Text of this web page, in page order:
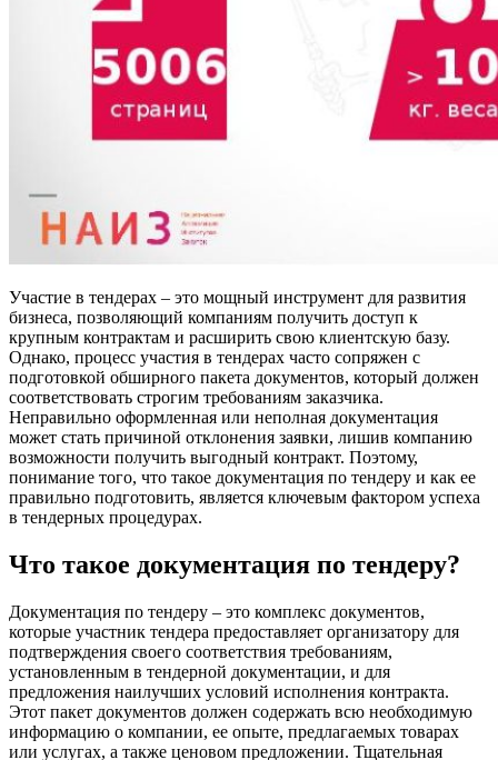
Участие в тендерах – это мощный инструмент для развития
бизнеса, позволяющий компаниям получить доступ к
крупным контрактам и расширить свою клиентскую базу.
Однако, процесс участия в тендерах часто сопряжен с
подготовкой обширного пакета документов, который должен
соответствовать строгим требованиям заказчика.
Неправильно оформленная или неполная документация
может стать причиной отклонения заявки, лишив компанию
возможности получить выгодный контракт. Поэтому,
понимание того, что такое документация по тендеру и как ее
правильно подготовить, является ключевым фактором успеха
в тендерных процедурах.
Что такое документация по тендеру?
Документация по тендеру – это комплекс документов,
которые участник тендера предоставляет организатору для
подтверждения своего соответствия требованиям,
установленным в тендерной документации, и для
предложения наилучших условий исполнения контракта.
Этот пакет документов должен содержать всю необходимую
информацию о компании, ее опыте, предлагаемых товарах
или услугах, а также ценовом предложении. Тщательная